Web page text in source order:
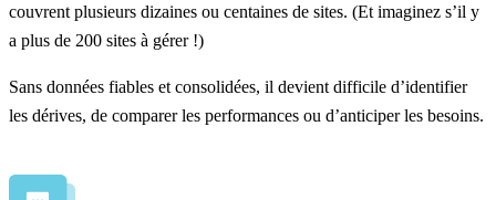
couvrent plusieurs dizaines ou centaines de sites. (Et imaginez s’il y
a plus de 200 sites à gérer!)
Sans données fiables et consolidées, il devient difficile d’identifier
les dérives, de comparer les performances ou d’anticiper les besoins.